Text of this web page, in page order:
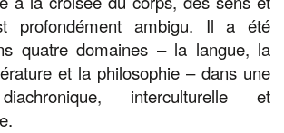
profondément ambigu. Il a été
quatre domaines – la langue, la
et la philosophie – dans une
interculturelle et